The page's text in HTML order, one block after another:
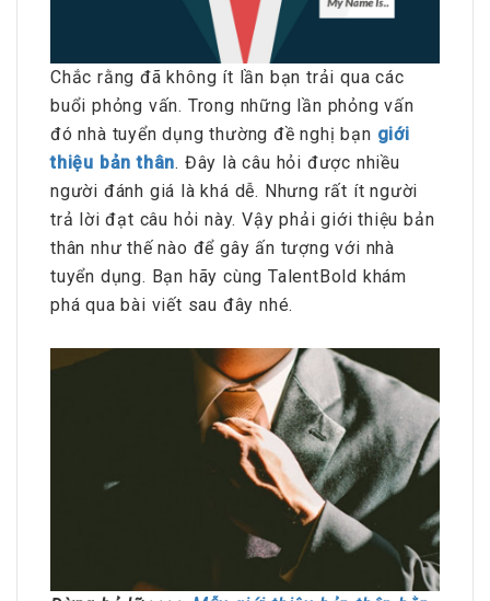
Chắc rằng đã không ít lần bạn trải qua các
buổi phỏng vấn. Trong những lần phỏng vấn
đó nhà tuyển dụng thường đề nghị bạn giới
thiệu bản thân. Đây là câu hỏi được nhiều
người đánh giá là khá dễ. Nhưng rất ít người
trả lời đạt câu hỏi này. Vậy phải giới thiệu bản
thân như thế nào để gây ấn tượng với nhà
tuyển dụng. Bạn hãy cùng TalentBold khám
phá qua bài viết sau đây nhé.